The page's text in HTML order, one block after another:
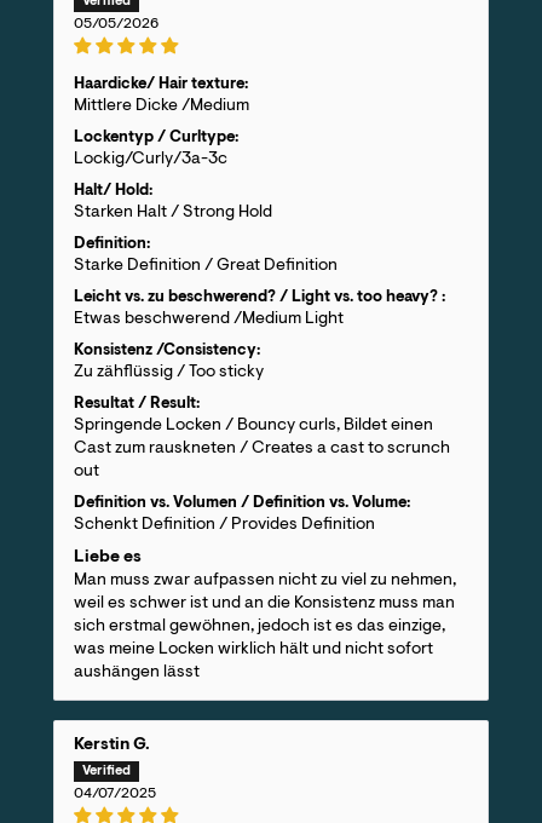
05/05/2026
Haardicke/ Hair texture:
Mittlere Dicke /Medium
Lockentyp / Curltype:
Lockig/Curly/3a-3c
Halt/ Hold:
Starken Halt / Strong Hold
Definition:
Starke Definition / Great Definition
Leicht vs. zu beschwerend? / Light vs. too heavy? :
Etwas beschwerend /Medium Light
Konsistenz /Consistency:
Zu zähflüssig / Too sticky
Resultat / Result:
Springende Locken / Bouncy curls, Bildet einen
Cast zum rauskneten / Creates a cast to scrunch
out
Definition vs. Volumen / Definition vs. Volume:
Schenkt Definition / Provides Definition
Liebe es
Man muss zwar aufpassen nicht zu viel zu nehmen,
weil es schwer ist und an die Konsistenz muss man
sich erstmal gewöhnen, jedoch ist es das einzige,
was meine Locken wirklich hält und nicht sofort
aushängen lässt
Kerstin G.
04/07/2025